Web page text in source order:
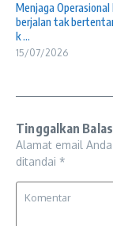
Menjaga Operasional
berjalan tak
k ...
15/07/2026
Tinggalkan
Alamat email
ditandai *